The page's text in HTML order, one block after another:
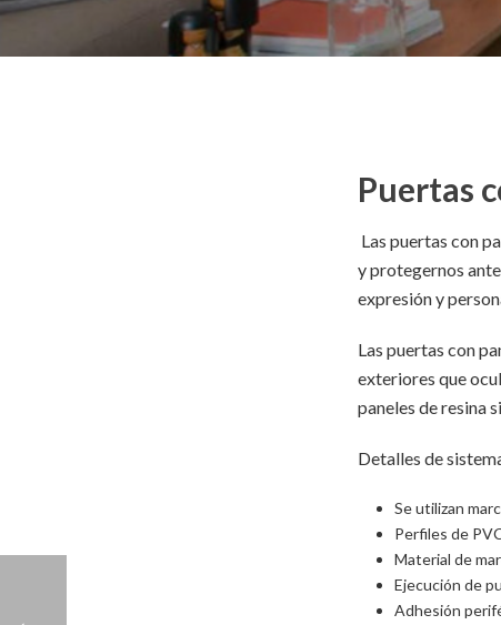
Puertas
Las puertas con
y protegernos
expresión y
Las puertas con
exteriores que
paneles de resina
Detalles de
Se utilizan
Perfiles de
Material de
Ejecución de
Adhesión